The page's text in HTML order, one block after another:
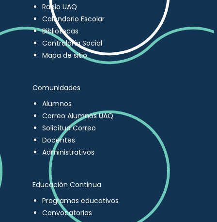
Radio UAQ
Calendario Escolar
Bibliotecas
Contraloría Social
Mapa de sitio
Comunidades
Alumnos
Correo Alumnos UAQ
Solicitud Correo
Docentes
Administrativos
Educación Continua
Programas educativos
Convocatorias